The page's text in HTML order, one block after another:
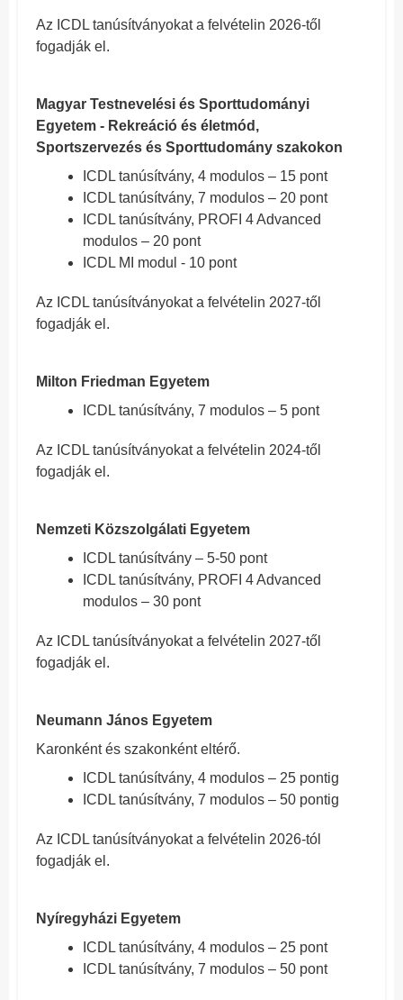
Az ICDL tanúsítványokat a felvételin 2026-től
fogadják el.
Magyar Testnevelési és Sporttudományi
Egyetem - Rekreáció és életmód,
Sportszervezés és Sporttudomány szakokon
ICDL tanúsítvány, 4 modulos – 15 pont
ICDL tanúsítvány, 7 modulos – 20 pont
ICDL tanúsítvány, PROFI 4 Advanced
modulos – 20 pont
ICDL MI modul - 10 pont
Az ICDL tanúsítványokat a felvételin 2027-től
fogadják el.
Milton Friedman Egyetem
ICDL tanúsítvány, 7 modulos – 5 pont
Az ICDL tanúsítványokat a felvételin 2024-től
fogadják el.
Nemzeti Közszolgálati Egyetem
ICDL tanúsítvány – 5-50 pont
ICDL tanúsítvány, PROFI 4 Advanced
modulos – 30 pont
Az ICDL tanúsítványokat a felvételin 2027-től
fogadják el.
Neumann János Egyetem
Karonként és szakonként eltérő.
ICDL tanúsítvány, 4 modulos – 25 pontig
ICDL tanúsítvány, 7 modulos – 50 pontig
Az ICDL tanúsítványokat a felvételin 2026-tól
fogadják el.
Nyíregyházi Egyetem
ICDL tanúsítvány, 4 modulos – 25 pont
ICDL tanúsítvány, 7 modulos – 50 pont